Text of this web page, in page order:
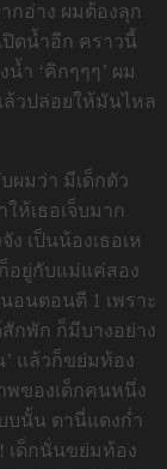
กอ่าง ผมต้องลุก
ดน้ำอีก คราวนี้
ำ ‘คิกๆๆๆ’ ผม
วปล่อยให้มันไหล
ผมว่า มีเด็กตัว
ห้เธอเจ็บมาก
เป็นน้องเธอเห
อยู่กับแม่แค่สอง
อนตอนตี 1 เพราะ
กพัก ก็มีบางอย่าง
แล้วก็ขย่มท้อง
พของเด็กคนหนึ่ง
บนั้น ตานี่แดงก่ำ
เด็กนั่นขย่มท้อง